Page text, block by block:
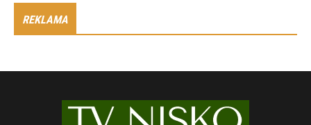
REKLAMA